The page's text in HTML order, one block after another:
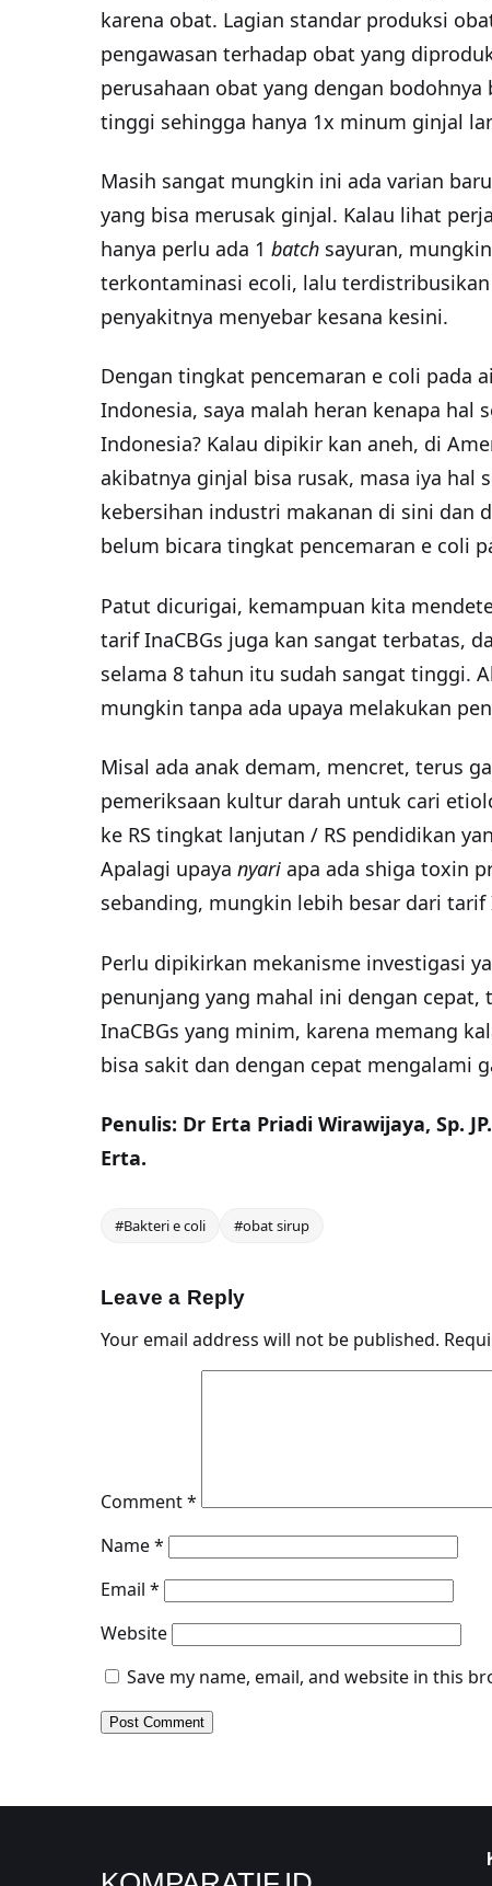
karena obat. Lagian standar produksi
pengawasan terhadap obat yang
perusahaan obat yang dengan
tinggi sehingga hanya 1x minum ginjal
Masih sangat mungkin ini ada varian
yang bisa merusak ginjal. Kalau lihat
hanya perlu ada 1 batch sayuran,
terkontaminasi ecoli, lalu
penyakitnya menyebar kesana kesini.
Dengan tingkat pencemaran e coli pada
Indonesia, saya malah heran kenapa
Indonesia? Kalau dipikir kan aneh, di
akibatnya ginjal bisa rusak, masa iya hal
kebersihan industri makanan di sini dan
belum bicara tingkat pencemaran e coli
Patut dicurigai, kemampuan kita
tarif InaCBGs juga kan sangat terbatas,
selama 8 tahun itu sudah sangat tinggi.
mungkin tanpa ada upaya melakukan
Misal ada anak demam, mencret, terus
pemeriksaan kultur darah untuk cari
ke RS tingkat lanjutan / RS pendidikan
Apalagi upaya nyari apa ada shiga toxin
sebanding, mungkin lebih besar dari tarif
Perlu dipikirkan mekanisme investigasi
penunjang yang mahal ini dengan
InaCBGs yang minim, karena memang
bisa sakit dan dengan cepat mengalami
Penulis: Dr Erta Priadi Wirawijaya, Sp.
Erta.
#Bakteri e coli #obat sirup
Leave a Reply
Your email address will not be published.
Comment*
Name*
Email *
Website
Save my name, email, and website in this